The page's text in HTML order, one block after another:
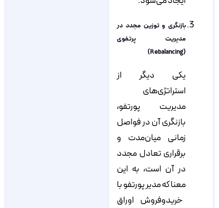
بازنگری و توزین مجدد در
مدیریت پرتفوی
(Rebalancing)
یکی دیگر از
استراتژی‌های
مدیریت پورتفو،
بازنگری آن در فواصل
زمانی میان‌مدت و
برقراری تعادل مجدد
در آن است، به این
معنا که مدیر پورتفو با
خریدوفروش اوراق